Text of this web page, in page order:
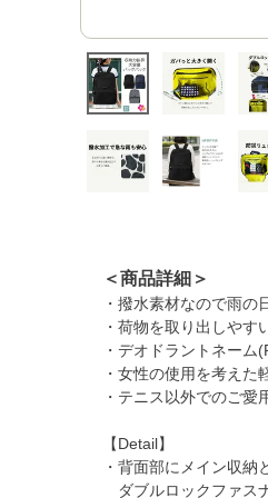
＜商品詳細＞
・撥水素材なので雨の
・荷物を取り出しやす
・デオドラントネー
・女性の使用を考えた
・テニス以外でのご愛
【Detail】
・背面部にメイン収納
ダブルロックファス